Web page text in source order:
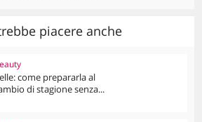
piacere anche
come prepararla al
di stagione senza...